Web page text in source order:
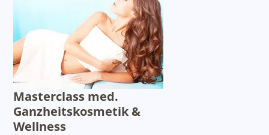
Masterclass med.
Ganzheitskosmetik &
Wellness